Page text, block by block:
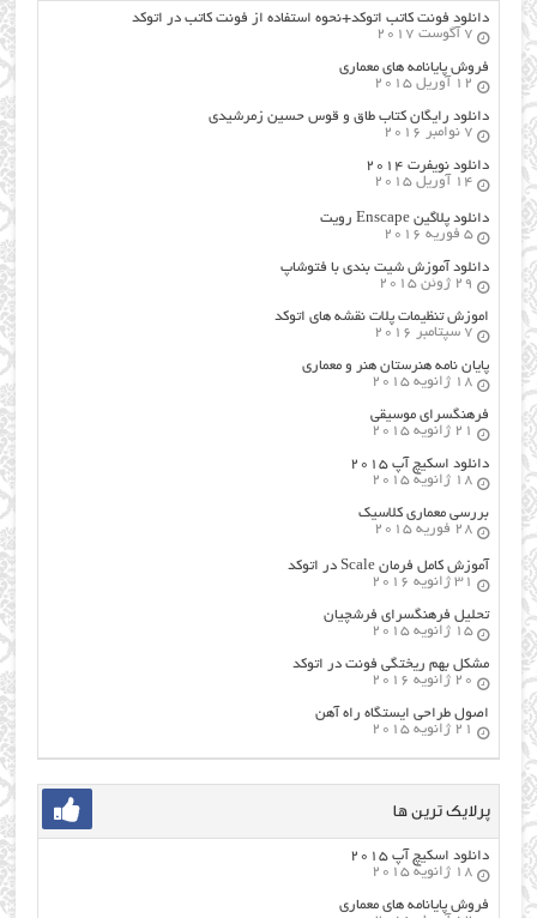
دانلود فونت کاتب اتوکد+نحوه استفاده از فونت کاتب در اتوکد
7 آگوست 2017
فروش پایانامه های معماری
12 آوریل 2015
دانلود رایگان کتاب طاق و قوس حسین زمرشیدی
7 نوامبر 2016
دانلود نویفرت ۲۰۱۴
14 آوریل 2015
دانلود پلاگین Enscape رویت
5 فوریه 2016
دانلود آموزش شیت بندی با فتوشاپ
29 ژوئن 2015
اموزش تنظیمات پلات نقشه های اتوکد
7 سپتامبر 2016
پایان نامه هنرستان هنر و معماري
18 ژانویه 2015
فرهنگسراي موسيقي
21 ژانویه 2015
دانلود اسکیچ آپ ۲۰۱۵
18 ژانویه 2015
بررسی معماری کلاسیک
28 فوریه 2015
آموزش کامل فرمان Scale در اتوکد
31 ژانویه 2016
تحلیل فرهنگسرای فرشچیان
15 ژانویه 2015
مشکل بهم ریختگی فونت در اتوکد
20 ژانویه 2016
اصول طراحي ایستگاه راه آهن
21 ژانویه 2015
پرلایک ترین ها
دانلود اسکیچ آپ ۲۰۱۵
18 ژانویه 2015
فروش پایانامه های معماری